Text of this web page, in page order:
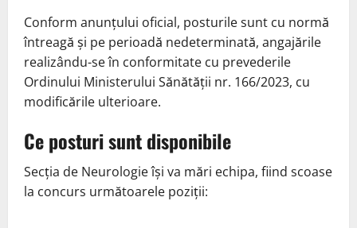
Conform anunțului oficial, posturile sunt cu normă
întreagă și pe perioadă nedeterminată, angajările
realizându-se în conformitate cu prevederile
Ordinului Ministerului Sănătății nr. 166/2023, cu
modificările ulterioare.
Ce posturi sunt disponibile
Secția de Neurologie își va mări echipa, fiind scoase
la concurs următoarele poziții: